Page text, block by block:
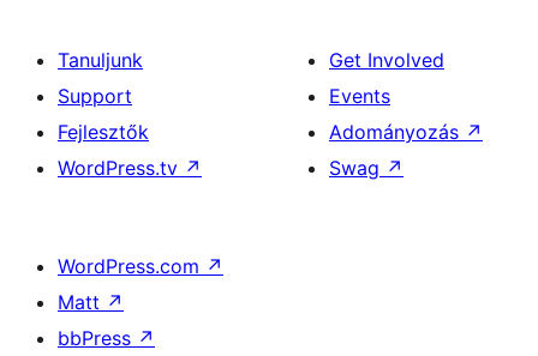
Tanuljunk
Support
Fejlesztők
WordPress.tv ↗
Get Involved
Events
Adományozás ↗
Swag ↗
WordPress.com ↗
Matt ↗
bbPress ↗